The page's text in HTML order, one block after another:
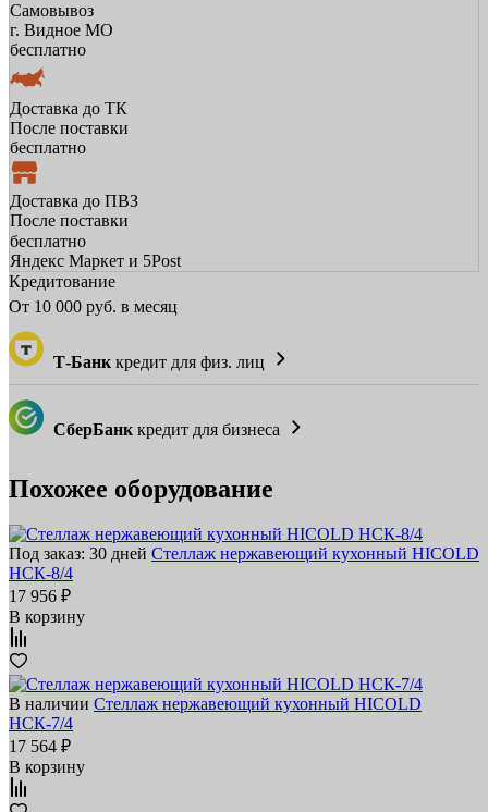
Самовывоз
г. Видное МО
бесплатно
Доставка до ТК
После поставки
бесплатно
Доставка до ПВЗ
После поставки
бесплатно
Яндекс Маркет и 5Post
Кредитование
От 10 000 руб. в месяц
Т-Банк кредит для физ. лиц
СберБанк кредит для бизнеса
Похожее оборудование
Под заказ: 30 дней Стеллаж нержавеющий кухонный HICOLD
НСК-8/4
17 956 ₽
В корзину
В наличии Стеллаж нержавеющий кухонный HICOLD
НСК-7/4
17 564 ₽
В корзину